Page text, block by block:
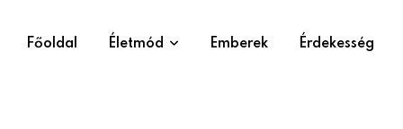
Főoldal Életmód Emberek Érdekesség